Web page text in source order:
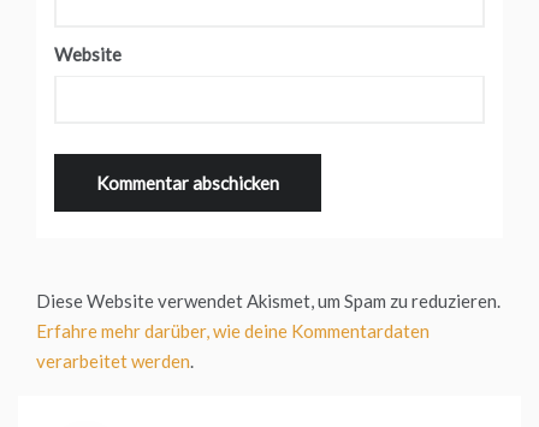
Website
Diese Website verwendet Akismet, um Spam zu reduzieren.
Erfahre mehr darüber, wie deine Kommentardaten
verarbeitet werden.